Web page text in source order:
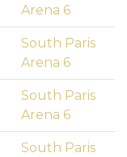
Arena 6
South Paris
Arena 6
South Paris
Arena 6
South Paris